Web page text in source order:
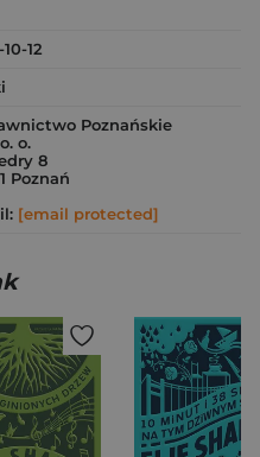
12
Poznańskie
o.
8
Poznań
[email protected]